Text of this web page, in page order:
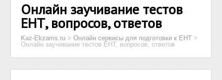
Онлайн заучивание тестов
ЕНТ, вопросов, ответов
Kaz-Ekzams.ru >Онлайн сервисы для подготовки к ЕНТ >
Онлайн заучивание тестов ЕНТ, вопросов, ответов